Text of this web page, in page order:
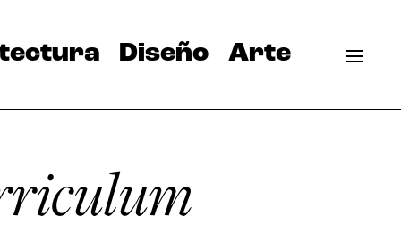
Diseño Arte